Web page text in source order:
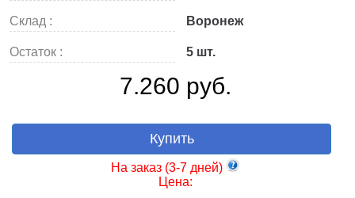
Склад : Воронеж
Остаток : 5 шт.
7.260 руб.
Купить
На заказ (3-7 дней)
Цена: